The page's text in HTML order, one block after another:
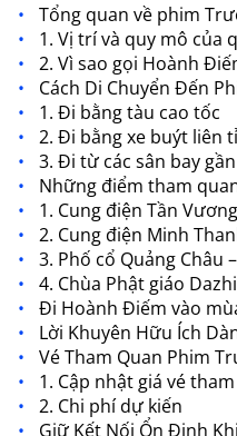
Tổng quan về phim
1. Vị trí và quy mô của
2. Vì sao gọi Hoành
Cách Di Chuyển Đến
1. Đi bằng tàu cao tốc
2. Đi bằng xe buýt liên
3. Đi từ các sân bay
Những điểm tham
1. Cung điện Tần Vương
2. Cung điện Minh
3. Phố cổ Quảng Châu
4. Chùa Phật giáo Dazhi
Đi Hoành Điếm vào
Lời Khuyên Hữu Ích
Vé Tham Quan Phim
1. Cập nhật giá vé
2. Chi phí dự kiến
Giữ Kết Nối Ổn Định